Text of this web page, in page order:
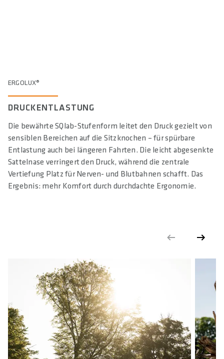
ERGOLUX®
DRUCKENTLASTUNG
Die bewährte SQlab-Stufenform leitet den Druck gezielt von
sensiblen Bereichen auf die Sitzknochen – für spürbare
Entlastung auch bei längeren Fahrten. Die leicht abgesenkte
Sattelnase verringert den Druck, während die zentrale
Vertiefung Platz für Nerven- und Blutbahnen schafft. Das
Ergebnis: mehr Komfort durch durchdachte Ergonomie.